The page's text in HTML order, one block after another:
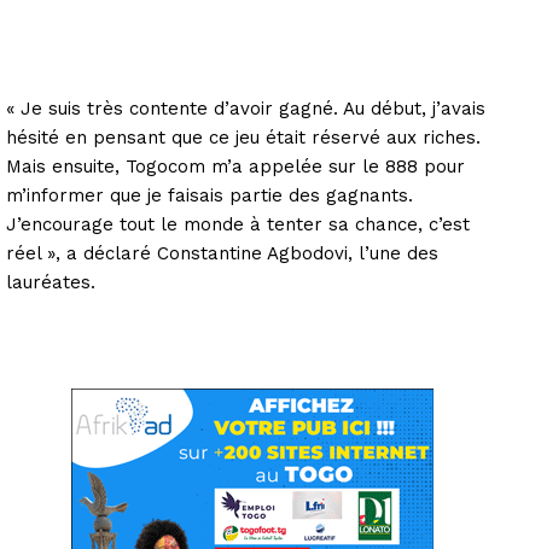
« Je suis très contente d’avoir gagné. Au début, j’avais
hésité en pensant que ce jeu était réservé aux riches.
Mais ensuite, Togocom m’a appelée sur le 888 pour
m’informer que je faisais partie des gagnants.
J’encourage tout le monde à tenter sa chance, c’est
réel », a déclaré Constantine Agbodovi, l’une des
lauréates.